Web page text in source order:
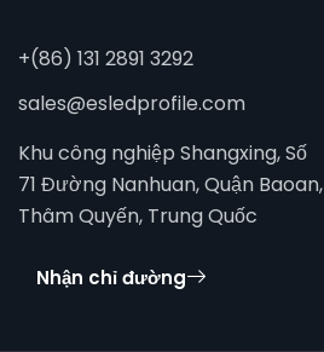
+(86) 131 2891 3292
sales@esledprofile.com
Khu công nghiệp Shangxing, Số
71 Đường Nanhuan, Quận Baoan,
Thâm Quyến, Trung Quốc
Nhận chỉ đường